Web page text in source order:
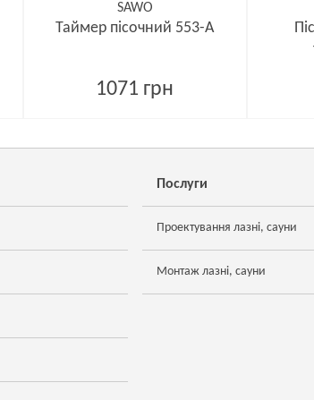
SAWO
Таймер пісочний 553-A
1071 грн
Послуги
Проектування лазні, сауни
Монтаж лазні, сауни